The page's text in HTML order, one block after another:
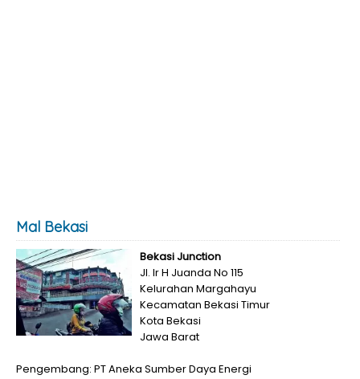
Mal Bekasi
Bekasi Junction
Jl. Ir H Juanda No 115
Kelurahan Margahayu
Kecamatan Bekasi Timur
Kota Bekasi
Jawa Barat
Pengembang: PT Aneka Sumber Daya Energi